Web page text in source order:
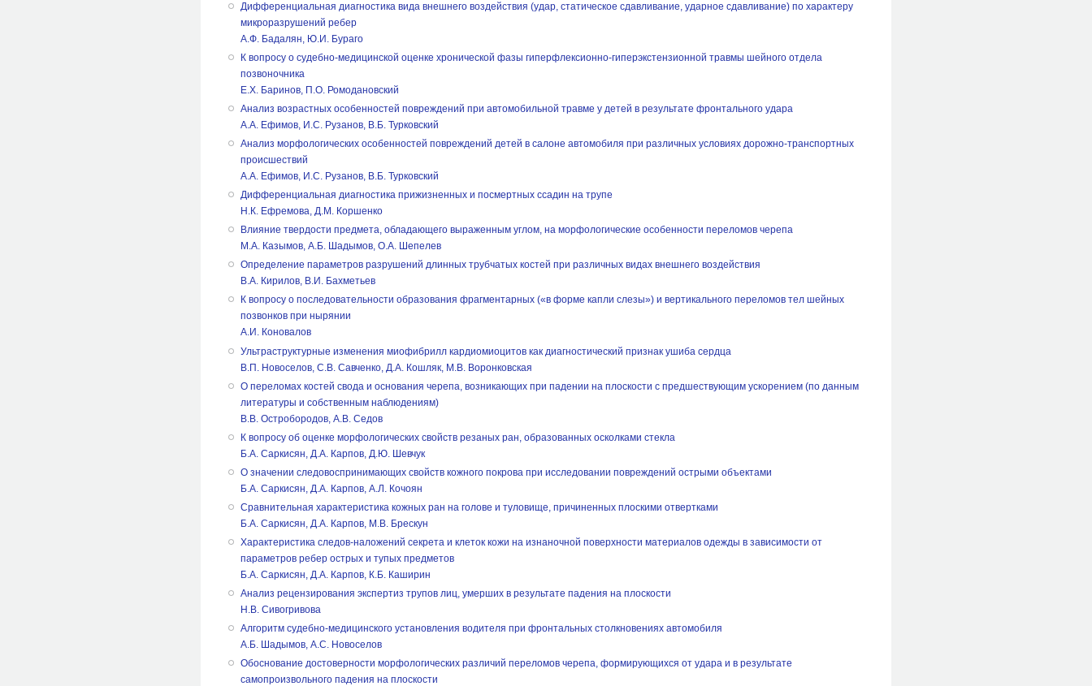
Дифференциальная диагностика вида внешнего воздействия (удар, статическое сдавливание, ударное сдавливание) по характеру
микроразрушений ребер
А.Ф. Бадалян, Ю.И. Бураго
К вопросу о судебно-медицинской оценке хронической фазы гиперфлексионно-гиперэкстензионной травмы шейного отдела
позвоночника
Е.Х. Баринов, П.О. Ромодановский
Анализ возрастных особенностей повреждений при автомобильной травме у детей в результате фронтального удара
А.А. Ефимов, И.С. Рузанов, В.Б. Турковский
Анализ морфологических особенностей повреждений детей в салоне автомобиля при различных условиях дорожно-транспортных
происшествий
А.А. Ефимов, И.С. Рузанов, В.Б. Турковский
Дифференциальная диагностика прижизненных и посмертных ссадин на трупе
Н.К. Ефремова, Д.М. Коршенко
Влияние твердости предмета, обладающего выраженным углом, на морфологические особенности переломов черепа
М.А. Казымов, А.Б. Шадымов, О.А. Шепелев
Определение параметров разрушений длинных трубчатых костей при различных видах внешнего воздействия
В.А. Кирилов, В.И. Бахметьев
К вопросу о последовательности образования фрагментарных («в форме капли слезы») и вертикального переломов тел шейных
позвонков при нырянии
А.И. Коновалов
Ультраструктурные изменения миофибрилл кардиомиоцитов как диагностический признак ушиба сердца
В.П. Новоселов, С.В. Савченко, Д.А. Кошляк, М.В. Воронковская
О переломах костей свода и основания черепа, возникающих при падении на плоскости с предшествующим ускорением (по данным
литературы и собственным наблюдениям)
В.В. Остробородов, А.В. Седов
К вопросу об оценке морфологических свойств резаных ран, образованных осколками стекла
Б.А. Саркисян, Д.А. Карпов, Д.Ю. Шевчук
О значении следовоспринимающих свойств кожного покрова при исследовании повреждений острыми объектами
Б.А. Саркисян, Д.А. Карпов, А.Л. Кочоян
Сравнительная характеристика кожных ран на голове и туловище, причиненных плоскими отвертками
Б.А. Саркисян, Д.А. Карпов, М.В. Брескун
Характеристика следов-наложений секрета и клеток кожи на изнаночной поверхности материалов одежды в зависимости от
параметров ребер острых и тупых предметов
Б.А. Саркисян, Д.А. Карпов, К.Б. Каширин
Анализ рецензирования экспертиз трупов лиц, умерших в результате падения на плоскости
Н.В. Сивогривова
Алгоритм судебно-медицинского установления водителя при фронтальных столкновениях автомобиля
А.Б. Шадымов, А.С. Новоселов
Обоснование достоверности морфологических различий переломов черепа, формирующихся от удара и в результате
самопроизвольного падения на плоскости